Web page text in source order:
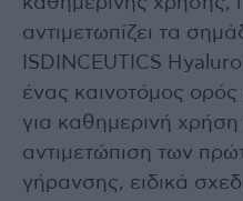
αντιμετωπίζει τα
ISDINCEUTICS
ένας καινοτόμος
για καθημερινή
αντιμετώπιση των
γήρανσης, ειδικά